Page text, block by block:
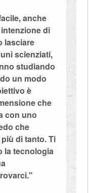
anche
di
lasciare
scienziati,
studiando
un modo
è
che
con uno
che
di tanto. Ti
la tecnologia